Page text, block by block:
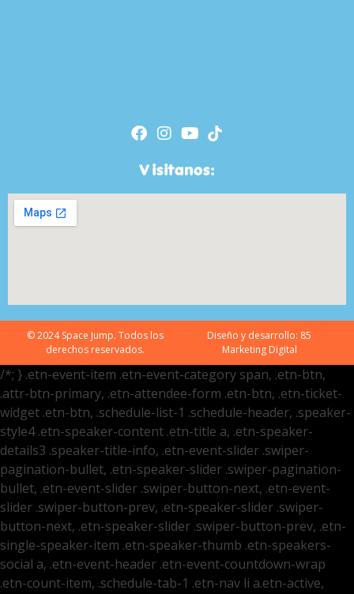
Visitanos:
© 2024 Space Jump. Todos los
derechos reservados.
Diseño y desarrollo: 85
Marketing Digital
/*; } .etn-event-item .etn-event-category span, .etn-btn,
.attr-btn-primary, .etn-attendee-form .etn-btn, .etn-ticket-
widget .etn-btn, .schedule-list-1 .schedule-header, .speaker-
style4 .etn-speaker-content .etn-title a, .etn-speaker-
details3 .speaker-title-info, .etn-event-slider .swiper-
pagination-bullet, .etn-speaker-slider .swiper-pagination-
bullet, .etn-event-slider .swiper-button-next, .etn-event-
slider .swiper-button-prev, .etn-speaker-slider .swiper-
button-next, .etn-speaker-slider .swiper-button-prev, .etn-
single-speaker-item .etn-speaker-thumb .etn-speakers-
social a, .etn-event-header .etn-event-countdown-wrap
.etn-count-item, .schedule-tab-1 .etn-nav li a.etn-active,